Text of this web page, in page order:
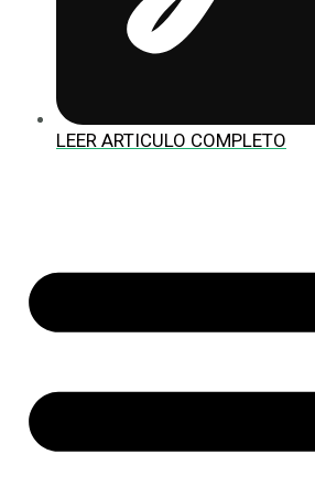
LEER ARTICULO COMPLETO